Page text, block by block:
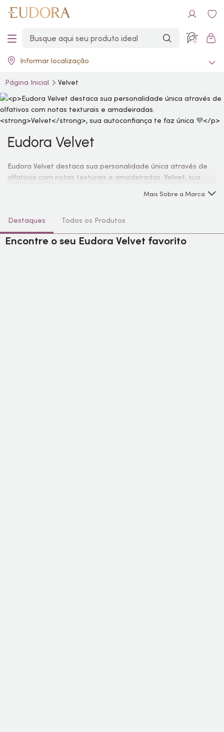
Informar localização
Página Inicial Velvet
Eudora Velvet
Eudora Velvet destaca sua personalidade única através de
olfativos com notas texturais e amadeiradas.Velvet, sua
Mais Sobre a Marca
Destaques Todos os Produtos
Encontre o seu Eudora Velvet favorito